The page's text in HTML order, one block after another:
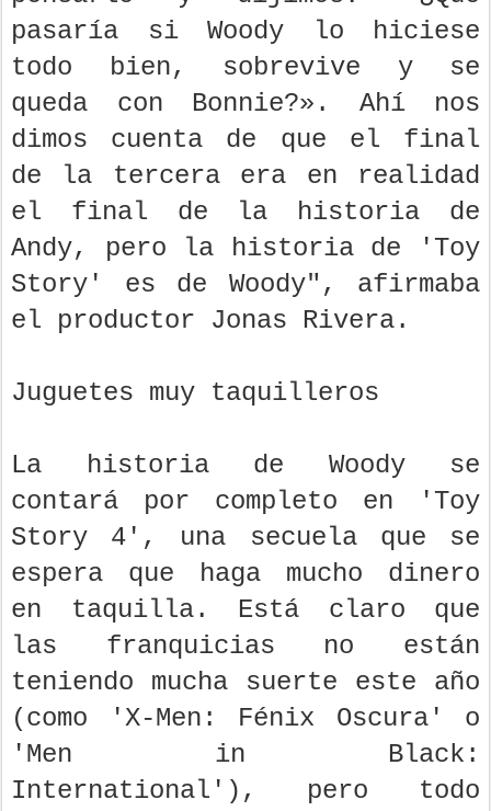
pasaría si Woody lo hiciese
todo bien, sobrevive y se
queda con Bonnie?». Ahí nos
dimos cuenta de que el final
de la tercera era en realidad
el final de la historia de
Andy, pero la historia de 'Toy
Story' es de Woody", afirmaba
el productor Jonas Rivera.
Juguetes muy taquilleros
La historia de Woody se
contará por completo en 'Toy
Story 4', una secuela que se
espera que haga mucho dinero
en taquilla. Está claro que
las franquicias no están
teniendo mucha suerte este año
(como 'X-Men: Fénix Oscura' o
'Men in Black:
International'), pero todo